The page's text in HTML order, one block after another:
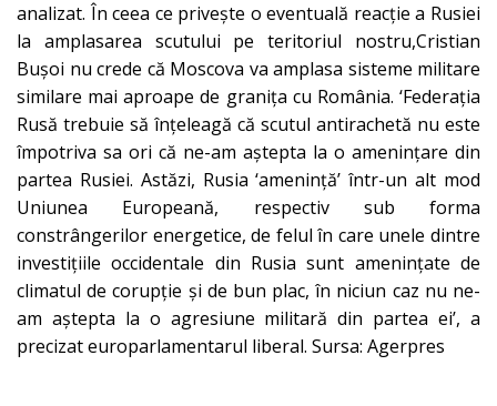
analizat. În ceea ce priveşte o eventuală reacţie a Rusiei
la amplasarea scutului pe teritoriul nostru,Cristian
Buşoi nu crede că Moscova va amplasa sisteme militare
similare mai aproape de graniţa cu România. ‘Federaţia
Rusă trebuie să înţeleagă că scutul antirachetă nu este
împotriva sa ori că ne-am aştepta la o ameninţare din
partea Rusiei. Astăzi, Rusia ‘ameninţă’ într-un alt mod
Uniunea Europeană, respectiv sub forma
constrângerilor energetice, de felul în care unele dintre
investiţiile occidentale din Rusia sunt ameninţate de
climatul de corupţie şi de bun plac, în niciun caz nu ne-
am aştepta la o agresiune militară din partea ei’, a
precizat europarlamentarul liberal. Sursa: Agerpres